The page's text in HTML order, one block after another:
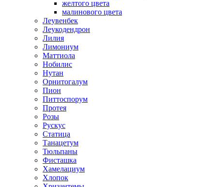
желтого цвета
малинового цвета
Леувенбек
Леукодендрон
Лилия
Лимониум
Маттиола
Нобилис
Нутан
Орнитогалум
Пион
Питтоспорум
Протея
Розы
Рускус
Статица
Танацетум
Тюльпаны
Фисташка
Хамелациум
Хлопок